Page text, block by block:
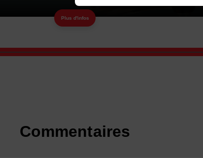
Plus d'infos
Commentaires